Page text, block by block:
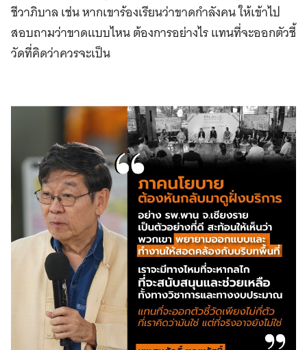
ชีวาภิบาล เช่น หากเขาร้องเรียนว่าขาดกำลังคน ให้เข้าไป
สอบถามว่าขาดแบบไหน ต้องการอย่างไร แทนที่จะออกตัวชี้
วัดที่คิดว่าควรจะเป็น